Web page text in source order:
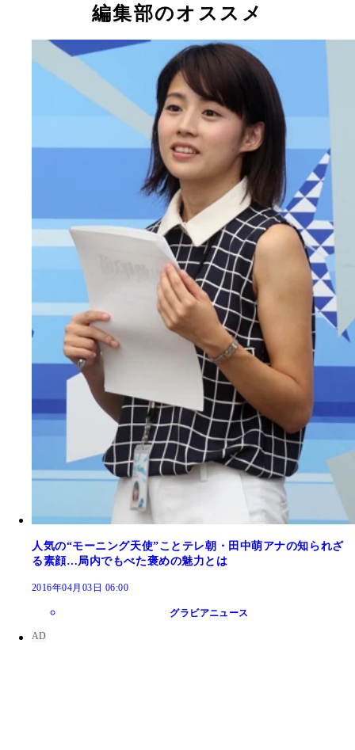
編集部のオススメ
人気の“モーニング天使”ことテレ朝・田中萌アナの知られざ
る素顔…局内でもべた褒めの魅力とは
2016年04月03日 06:00
グラビアニュース